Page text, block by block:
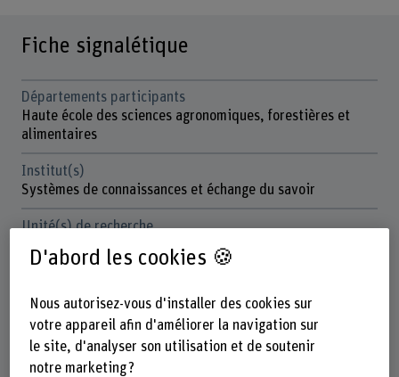
Fiche signalétique
Départements participants
Haute école des sciences agronomiques, forestières et
alimentaires
Institut(s)
Systèmes de connaissances et échange du savoir
Unité(s) de recherche
Autres
Durée (prévue)
01.01.2022 - 31.12.2025
D'abord les cookies 🍪
Nous autorisez-vous d'installer des cookies sur
votre appareil afin d'améliorer la navigation sur
le site, d'analyser son utilisation et de soutenir
notre marketing ?